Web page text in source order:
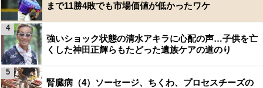
まで11勝4敗でも市場価値が低かったワケ
強いショック状態の清水アキラに心配の声…子供を亡
くした神田正輝らもたどった遺族ケアの道のり
4
腎臓病（4）ソーセージ、ちくわ、プロセスチーズの
5